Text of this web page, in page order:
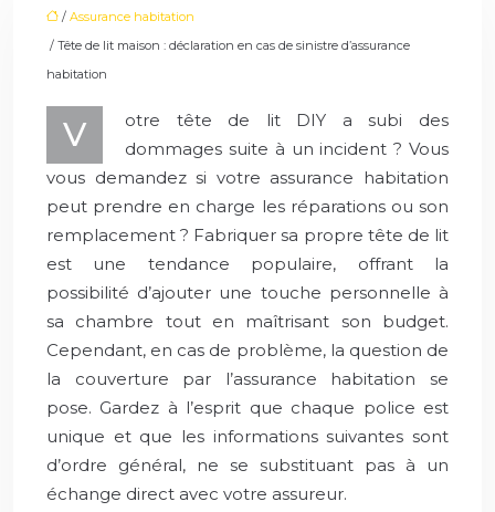
/ Assurance habitation
/ Tête de lit maison : déclaration en cas de sinistre d’assurance
habitation
V
otre tête de lit DIY a subi des
dommages suite à un incident ? Vous
vous demandez si votre assurance habitation
peut prendre en charge les réparations ou son
remplacement ? Fabriquer sa propre tête de lit
est une tendance populaire, offrant la
possibilité d’ajouter une touche personnelle à
sa chambre tout en maîtrisant son budget.
Cependant, en cas de problème, la question de
la couverture par l’assurance habitation se
pose. Gardez à l’esprit que chaque police est
unique et que les informations suivantes sont
d’ordre général, ne se substituant pas à un
échange direct avec votre assureur.